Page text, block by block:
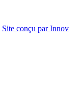
Site conçu par Innov